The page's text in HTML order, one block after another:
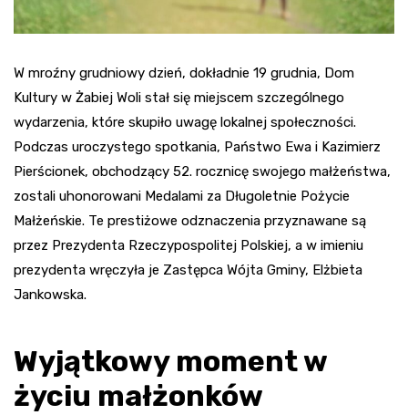
W mroźny grudniowy dzień, dokładnie 19 grudnia, Dom
Kultury w Żabiej Woli stał się miejscem szczególnego
wydarzenia, które skupiło uwagę lokalnej społeczności.
Podczas uroczystego spotkania, Państwo Ewa i Kazimierz
Pierścionek, obchodzący 52. rocznicę swojego małżeństwa,
zostali uhonorowani Medalami za Długoletnie Pożycie
Małżeńskie. Te prestiżowe odznaczenia przyznawane są
przez Prezydenta Rzeczypospolitej Polskiej, a w imieniu
prezydenta wręczyła je Zastępca Wójta Gminy, Elżbieta
Jankowska.
Wyjątkowy moment w
życiu małżonków